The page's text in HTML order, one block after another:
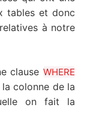
tables et donc
à notre
clause WHERE
colonne de la
on fait la